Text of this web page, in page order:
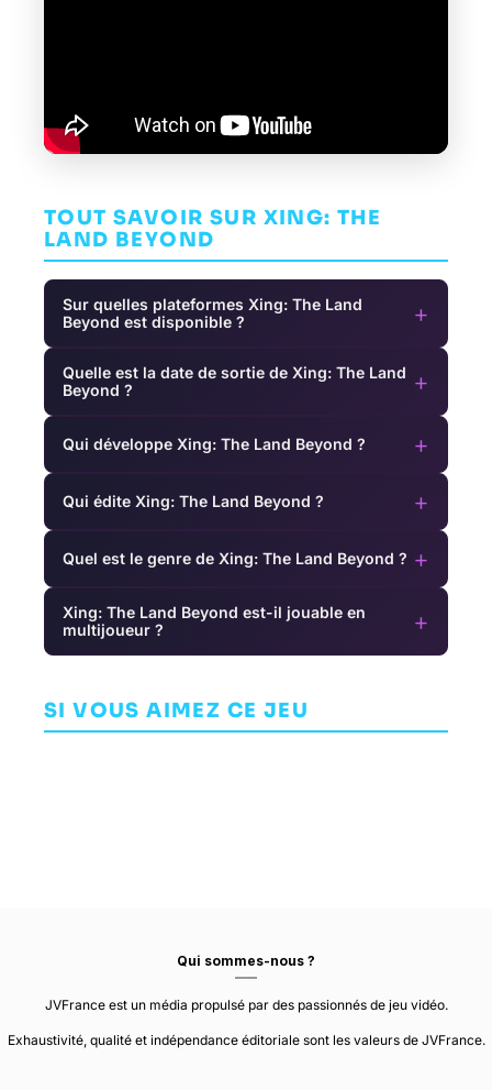
TOUT SAVOIR SUR XING: THE
LAND BEYOND
Sur quelles plateformes Xing: The Land
Beyond est disponible ?
+
Quelle est la date de sortie de Xing: The Land
Beyond ?
+
Qui développe Xing: The Land Beyond ? +
Qui édite Xing: The Land Beyond ? +
Quel est le genre de Xing: The Land Beyond ? +
Xing: The Land Beyond est-il jouable en
multijoueur ?
+
SI VOUS AIMEZ CE JEU
Remastered
AVENTURE
AVENTURE
Qui sommes-nous ?
JVFrance est un média propulsé par des passionnés de jeu vidéo.
Exhaustivité, qualité et indépendance éditoriale sont les valeurs de JVFrance.